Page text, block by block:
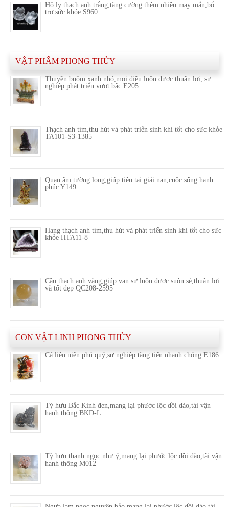
Hồ ly thạch anh trắng,tăng cường thêm nhiều may mắn,bổ
trợ sức khỏe S960
VẬT PHẨM PHONG THỦY
Thuyền buồm xanh nhỏ,mọi điều luôn được thuận lợi, sự
nghiệp phát triển vượt bậc E205
Thạch anh tím,thu hút và phát triển sinh khí tốt cho sức khỏe
TA101-S3-1385
Quan âm tường long,giúp tiêu tai giải nạn,cuộc sống hạnh
phúc Y149
Hang thạch anh tím,thu hút và phát triển sinh khí tốt cho sức
khỏe HTA11-8
Cầu thạch anh vàng,giúp vạn sự luôn được suôn sẻ,thuận lợi
và tốt đẹp QC208-2595
CON VẬT LINH PHONG THỦY
Cá liên niên phú quý,sự nghiệp tăng tiến nhanh chóng E186
Tỳ hưu Bắc Kinh đen,mang lại phước lộc dồi dào,tài vận
hanh thông BKD-L
Tỳ hưu thanh ngọc như ý,mang lại phước lộc dồi dào,tài vận
hanh thông M012